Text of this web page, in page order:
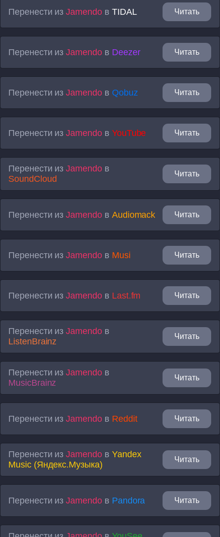
Перенести изJamendoв TIDAL Читать
Перенести изJamendoв Deezer Читать
Перенести изJamendoв Qobuz Читать
Перенести изJamendoв YouTube Читать
Перенести изJamendoв
SoundCloud
Читать
Перенести изJamendoв Audiomack Читать
Перенести изJamendoв Musi Читать
Перенести изJamendoв Last.fm Читать
Перенести изJamendoв
ListenBrainz
Читать
Перенести изJamendoв
MusicBrainz
Читать
Перенести изJamendoв Reddit Читать
Перенести изJamendoв Yandex
Music (Яндекс.Музыка)
Читать
Перенести изJamendoв Pandora Читать